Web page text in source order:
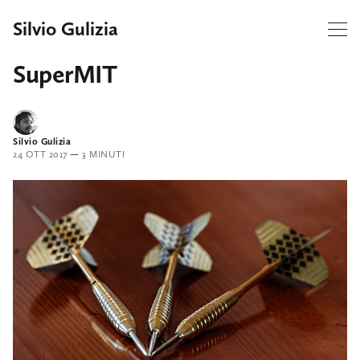
Silvio Gulizia
SuperMIT
Silvio Gulizia
24 OTT 2017 — 3 MINUTI